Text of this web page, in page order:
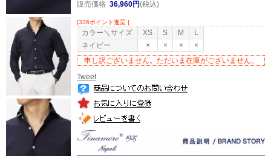
販売価格 36,960円(税込)
[336ポイント進呈 ]
カラー＼サイズ XS S M
ネイビー
× × × ×
申し訳ございません。ただいま在庫がございません。
Tweet